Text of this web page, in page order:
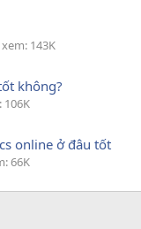
143K
không?
online ở đâu tốt
66K